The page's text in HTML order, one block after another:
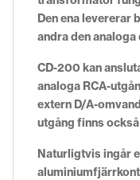
Den ena levererar
andra den analoga
CD-200 kan
analoga RCA-
extern D/A-
utgång finns
Naturligtvis ingår